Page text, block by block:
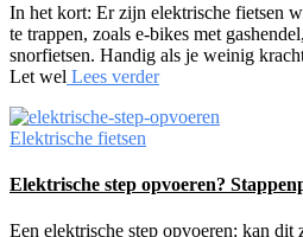
In het kort: Er zijn elektrische fietsen
te trappen, zoals e-bikes met
snorfietsen. Handig als je weinig
Let wel Lees verder
Elektrische fietsen
Elektrische step opvoeren?
Een elektrische step opvoeren: kan dit